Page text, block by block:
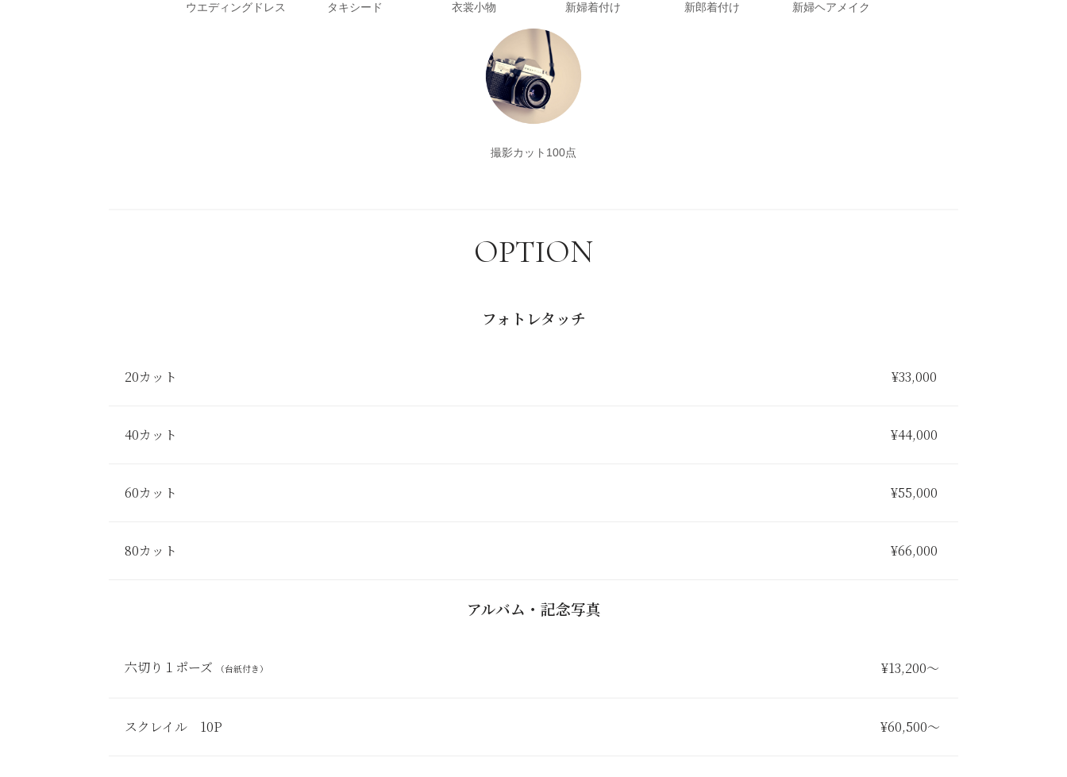
ウエディングドレス タキシード 衣裳小物 新婦着付け 新郎着付け 新婦ヘアメイク
撮影カット100点
OPTION
フォトレタッチ
20カット ¥33,000
40カット ¥44,000
60カット ¥55,000
80カット ¥66,000
アルバム・記念写真
六切り１ポーズ （台紙付き） ¥13,200〜
スクレイル 10P ¥60,500〜